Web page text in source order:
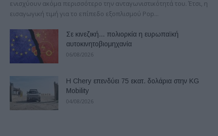
ενισχύουν ακόμα περισσότερο την ανταγωνιστικότητά του. Έτσι, η
εισαγωγική τιμή για το επίπεδο εξοπλισμού Pop...
Σε κινεζική… πολιορκία η ευρωπαϊκή
αυτοκινητοβιομηχανία
06/08/2026
Η Chery επενδύει 75 εκατ. δολάρια στην KG
Mobility
04/08/2026